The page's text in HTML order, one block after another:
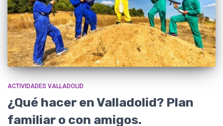
ACTIVIDADES VALLADOLID
¿Qué hacer en Valladolid? Plan
familiar o con amigos.